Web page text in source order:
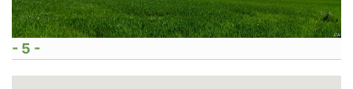
- 5 -